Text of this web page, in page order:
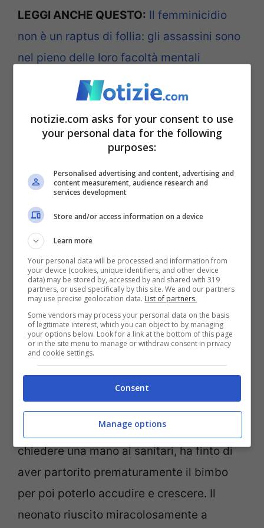
LEGGI ANCHE QUESTO: Il femminicidio
non è un raptus di follia: gli assassini sono
nel pieno delle loro facoltà mentali
La scenata in ospedale: il
bambino vivo per miracolo
La foto di Flavia Godinho Mafra con il compagno
Come arma del delitto è stato usato un
coltello multiuso, utilizzato per uccidere
l’amica e rubare il figlio, poi portato in
ospedale inscenando un’altra situazione
Rozalba, arrivata in clinica per
chiedere una mano ai sanitari, ha finto di
aver partorito prematuramente il bimbo
per poi poterlo accudire e crescere. Il
neonato riuscito miracolosamente a
notizie.com asks for your consent to use
your personal data for the following
purposes:
Personalised advertising and content, advertising and
content measurement, audience research and
services development
Store and/or access information on a device
Learn more
Your personal data will be processed and information from
your device (cookies, unique identifiers, and other device
data) may be stored by, accessed by and shared with 319
partners, or used specifically by this site. We and our partners
may use precise geolocation data. List of partners.
Some vendors may process your personal data on the basis
of legitimate interest, which you can object to by managing
your options below. Look for a link at the bottom of this page
or in the site menu to manage or withdraw consent in privacy
and cookie settings.
Consent
Manage options